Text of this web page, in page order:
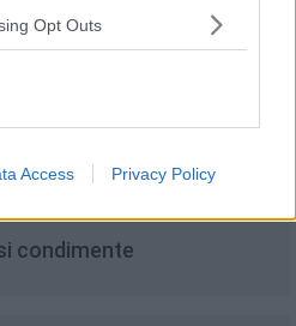
Opt Outs
Access Privacy Policy
cu maioneză de avocado
condimente